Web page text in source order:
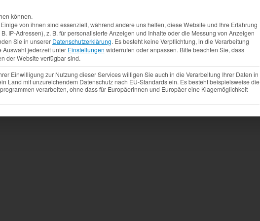
Aktuelles
können.
von ihnen sind essenziell, während andere uns helfen, diese Website und Ihre Erfahrung
IP-Adressen), z. B. für personalisierte Anzeigen und Inhalte oder die Messung von Anzeigen
Sie in unserer Datenschutzerklärung. Es besteht keine Verpflichtung, in die Verarbeitung
Auswahl jederzeit unter Einstellungen widerrufen oder anpassen. Bitte beachten Sie, dass
der Website verfügbar sind.
Einwilligung zur Nutzung dieser Services willigen Sie auch in die Verarbeitung Ihrer Daten in
Land mit unzureichendem Datenschutz nach EU-Standards ein. Es besteht beispielsweise die
verarbeiten, ohne dass für Europäerinnen und Europäer eine Klagemöglichkeit